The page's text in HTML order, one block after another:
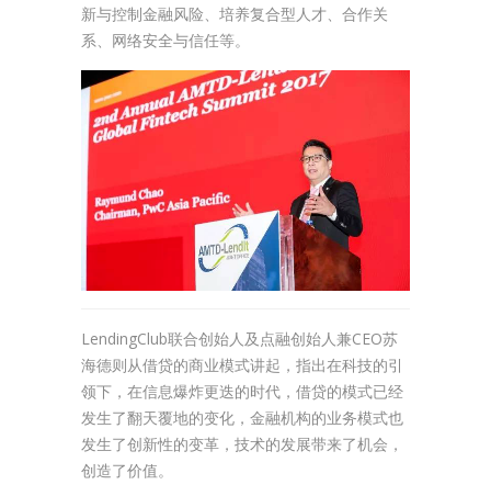
新与控制金融风险、培养复合型人才、合作关
系、网络安全与信任等。
LendingClub联合创始人及点融创始人兼CEO苏
海德则从借贷的商业模式讲起，指出在科技的引
领下，在信息爆炸更迭的时代，借贷的模式已经
发生了翻天覆地的变化，金融机构的业务模式也
发生了创新性的变革，技术的发展带来了机会，
创造了价值。